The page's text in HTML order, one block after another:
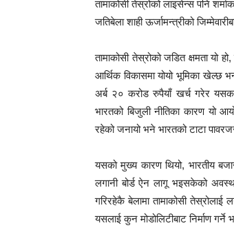
तामाकोसी तेस्रोको लाइसेन्स पनि
जतिबेला शाही ऊर्जामन्त्रीको
तामाकोसी तेस्रोको जडित क्षमता यो
आर्थिक विकासमा योयो भूमिका खेल्छ
अर्ब २० करोड रुपैयाँ खर्च गरेर यसका
भारतको बिजुली नीतिका कारण यो
रहेको जनायो भने भारतको टाटा
यसको मुख्य कारण थियो, भारतीय
लगानी बोर्ड ऐन लागू भइसकेको
गरिरहेकै बेलामा तामाकोसी
यसलाई कुन मोडोलिटीबाट निर्माण